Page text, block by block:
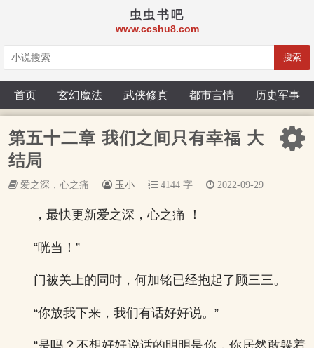
虫虫书吧
www.ccshu8.com
搜索
首页 玄幻魔法 武侠修真 都市言情 历史军事
第五十二章 我们之间只有幸福 大
结局
爱之深，心之痛 玉小 4144 字 2022-09-29
，最快更新爱之深，心之痛 ！
“咣当！”
门被关上的同时，何加铭已经抱起了顾三三。
“你放我下来，我们有话好好说。”
“是吗？不想好好说话的明明是你，你居然敢躲着